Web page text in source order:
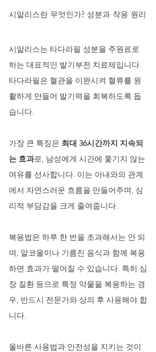
시알리스란 무엇인가? 성분과 작용 원리
시알리스는 타다라필 성분을 주원료로
하는 대표적인 발기부전 치료제입니다.
타다라필은 혈관을 이완시켜 혈류를 원
활하게 만들어 발기력을 회복하도록 돕
습니다.
가장 큰 특징은 최대 36시간까지 지속되
는 효과로, 남성에게 시간에 쫓기지 않는
여유를 선사합니다. 이는 아내와의 관계
에서 자연스러운 흐름을 만들어주며, 심
리적 부담감을 크게 줄여줍니다.
복용법은 하루 한 번을 초과해서는 안 되
며, 알코올이나 기름진 음식과 함께 복용
하면 효과가 떨어질 수 있습니다. 특히 심
장 질환 등으로 특정 약물을 복용하는 경
우, 반드시 전문가와 상의 후 사용해야 합
니다.
올바른 사용법과 안전성을 지키는 것이